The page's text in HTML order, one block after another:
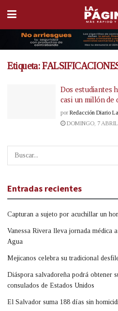
Etiqueta:
Dos estudiantes
casi un millón de
por Redacción Diario
DOMINGO, 7 ABRIL
Entradas recientes
Capturan a sujeto por acuchillar un
Vanessa Rivera lleva jornada médica
Agua
Mejicanos celebra su tradicional
Diáspora salvadoreña podrá obtener
consulados de Estados Unidos
El Salvador suma 188 días sin